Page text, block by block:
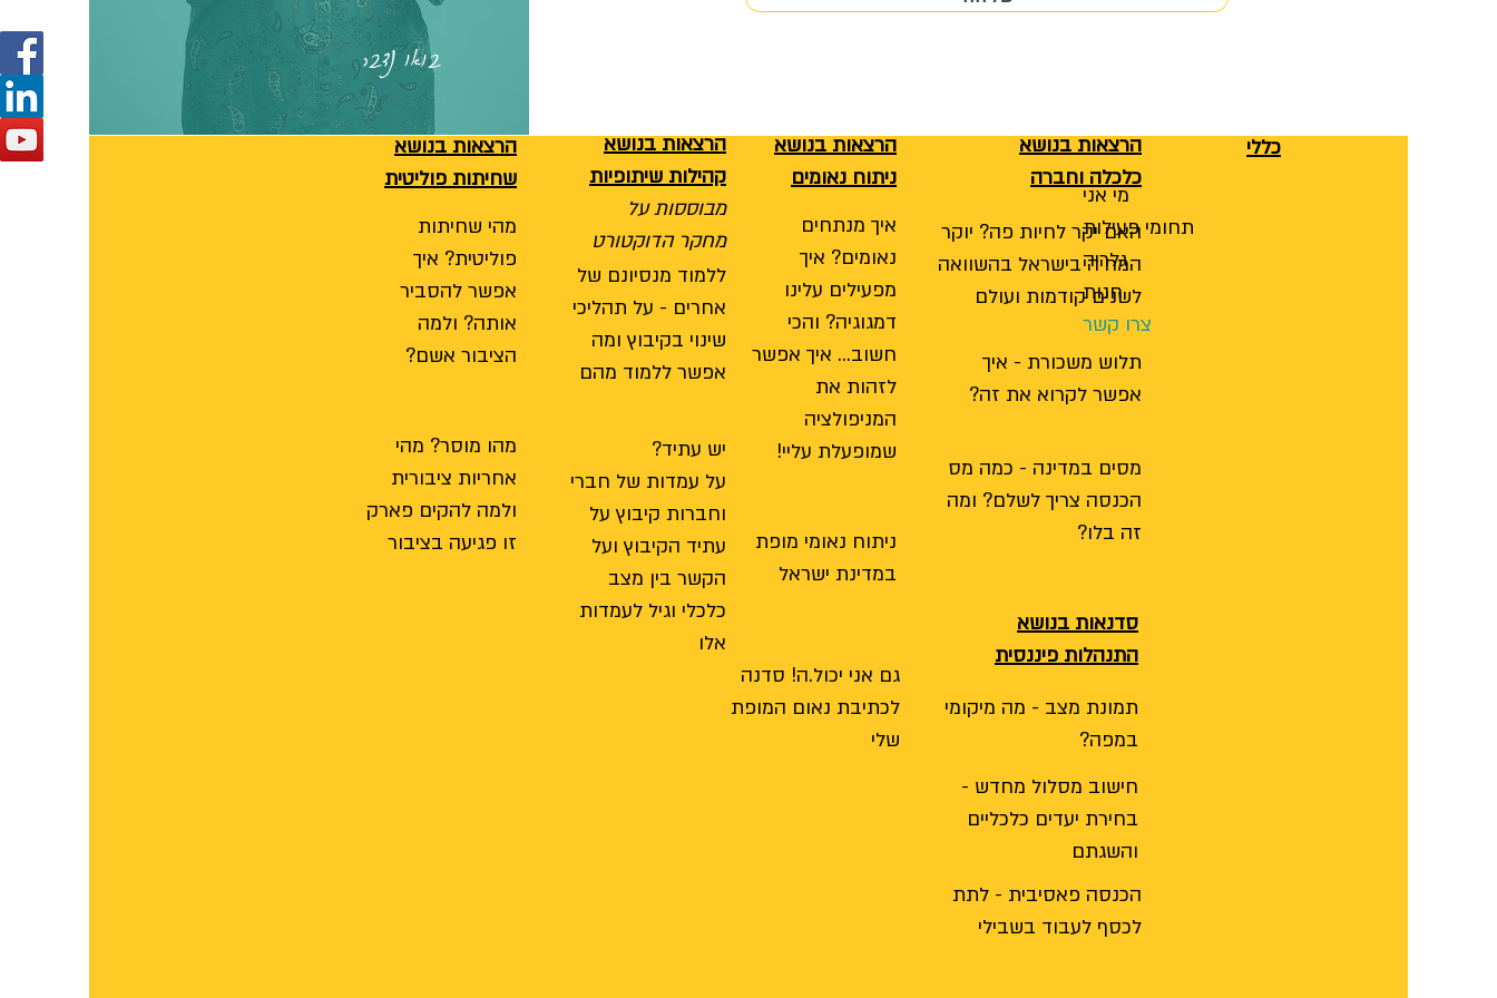
בואו נדבר
הרצאות בנושא
שחיתות פוליטית
מהי שחיתות
פוליטית? איך
אפשר להסביר
אותה? ולמה
הציבור אשם?
מהו מוסר? מהי
אחריות ציבורית
ולמה להקים פארק
זו פגיעה בציבור
הרצאות בנושא
קהילות שיתופיות
מבוססות על
מחקר הדוקטורט
ללמוד מנסיונם של
אחרים - על תהליכי
שינוי בקיבוץ ומה
אפשר ללמוד מהם
יש עתיד?
על עמדות של חברי
וחברות קיבוץ על
עתיד הקיבוץ ועל
הקשר בין מצב
כלכלי וגיל לעמדות
אלו
הרצאות בנושא
ניתוח נאומים
איך מנתחים
נאומים? איך
מפעילים עלינו
דמגוגיה? והכי
חשוב... איך אפשר
לזהות את
המניפולציה
שמופעלת עליי!
ניתוח נאומי מופת
במדינת ישראל
גם אני יכול.ה! סדנה
לכתיבת נאום המופת
שלי
הרצאות בנושא
כלכלה וחברה
האם יקר לחיות פה? יוקר
המחיה בישראל בהשוואה
לשנים קודמות ועולם
כללי
מי אני
תחומי פעילות
גלריה
חנות
צרו קשר
תלוש משכורת - איך
אפשר לקרוא את זה?
מסים במדינה - כמה מס
הכנסה צריך לשלם? ומה
זה בלו?
סדנאות בנושא
התנהלות פיננסית
תמונת מצב - מה מיקומי
במפה?
חישוב מסלול מחדש -
בחירת יעדים כלכליים
והשגתם
הכנסה פאסיבית - לתת
לכסף לעבוד בשבילי